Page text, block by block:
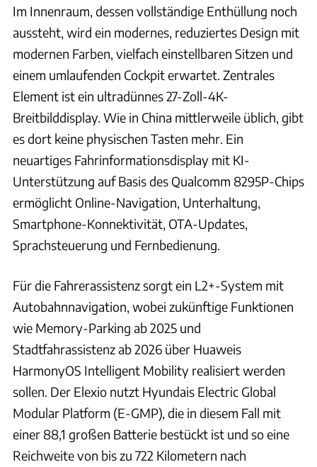
Im Innenraum, dessen vollständige Enthüllung noch
aussteht, wird ein modernes, reduziertes Design mit
modernen Farben, vielfach einstellbaren Sitzen und
einem umlaufenden Cockpit erwartet. Zentrales
Element ist ein ultradünnes 27-Zoll-4K-
Breitbilddisplay. Wie in China mittlerweile üblich, gibt
es dort keine physischen Tasten mehr. Ein
neuartiges Fahrinformationsdisplay mit KI-
Unterstützung auf Basis des Qualcomm 8295P-Chips
ermöglicht Online-Navigation, Unterhaltung,
Smartphone-Konnektivität, OTA-Updates,
Sprachsteuerung und Fernbedienung.
Für die Fahrerassistenz sorgt ein L2+-System mit
Autobahnnavigation, wobei zukünftige Funktionen
wie Memory-Parking ab 2025 und
Stadtfahrassistenz ab 2026 über Huaweis
HarmonyOS Intelligent Mobility realisiert werden
sollen. Der Elexio nutzt Hyundais Electric Global
Modular Platform (E-GMP), die in diesem Fall mit
einer 88,1 großen Batterie bestückt ist und so eine
Reichweite von bis zu 722 Kilometern nach